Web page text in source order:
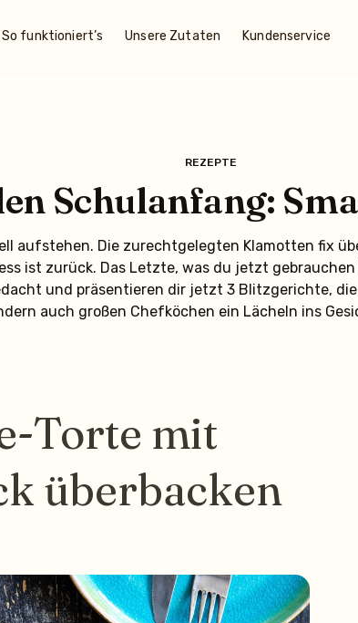
So funktioniert’s Unsere Zutaten Kundenservice
REZEPTE
Schulanfang:
aufstehen. Die zurechtgelegten Klamotten fix
ist zurück. Das Letzte, was du jetzt
und präsentieren dir jetzt 3 Blitzgerichte,
auch großen Chefköchen ein Lächeln ins
Torte mit
überbacken